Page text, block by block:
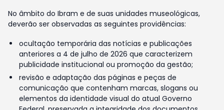
No âmbito do Ibram e de suas unidades museológicas,
deverão ser observadas as seguintes providências:
ocultação temporária das notícias e publicações
anteriores a 4 de julho de 2026 que caracterizem
publicidade institucional ou promoção da gestão;
revisão e adaptação das páginas e peças de
comunicação que contenham marcas, slogans ou
elementos da identidade visual do atual Governo